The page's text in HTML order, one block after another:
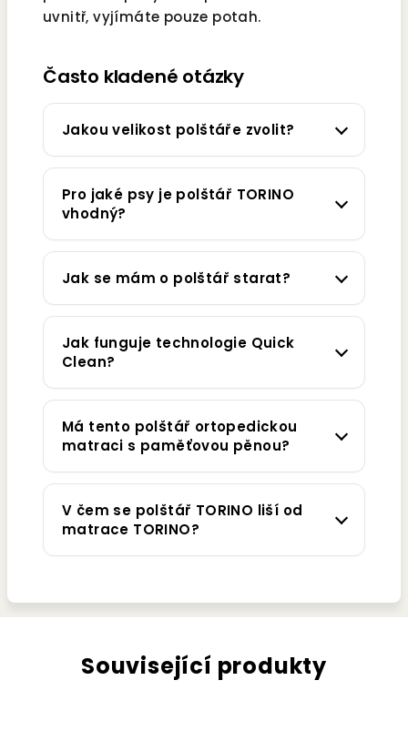
uvnitř, vyjímáte pouze potah.
Často kladené otázky
Jakou velikost polštáře zvolit?
Pro jaké psy je polštář TORINO
vhodný?
Jak se mám o polštář starat?
Jak funguje technologie Quick
Clean?
Má tento polštář ortopedickou
matraci s paměťovou pěnou?
V čem se polštář TORINO liší od
matrace TORINO?
Související produkty